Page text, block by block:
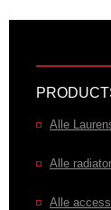
Alle
Alle
Alle